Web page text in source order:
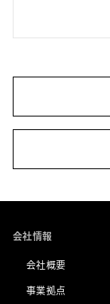
会社情報
会社概要
事業拠点